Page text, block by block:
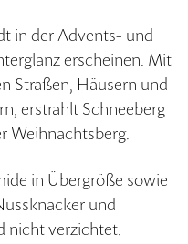
in der Advents- und
erscheinen. Mit
Straßen, Häusern und
erstrahlt Schneeberg
Weihnachtsberg.
in Übergröße sowie
und
nicht verzichtet.